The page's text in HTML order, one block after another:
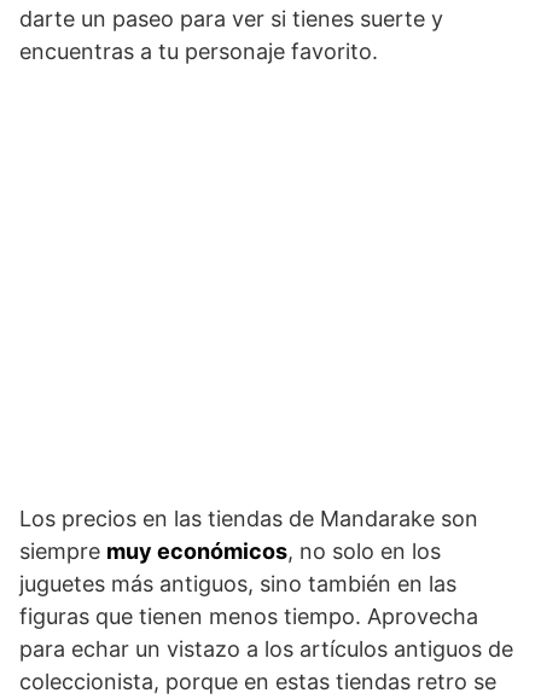
darte un paseo para ver si tienes suerte y
encuentras a tu personaje favorito.
Los precios en las tiendas de Mandarake son
siempre muy económicos, no solo en los
juguetes más antiguos, sino también en las
figuras que tienen menos tiempo. Aprovecha
para echar un vistazo a los artículos antiguos de
coleccionista, porque en estas tiendas retro se